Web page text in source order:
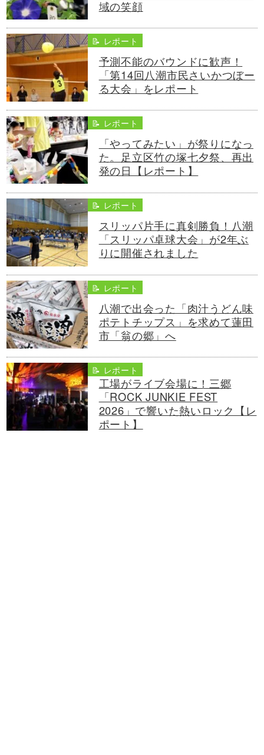
域の笑顔
📝 レポート
予測不能のバウンドに歓声！
「第14回八潮市民さいかつぼー
る大会」をレポート
📝 レポート
「やってみたい」が祭りになっ
た。足立区竹の塚七夕祭、再出
発の日【レポート】
📝 レポート
スリッパ片手に真剣勝負！八潮
「スリッパ卓球大会」が2年ぶ
りに開催されました
📝 レポート
八潮で出会った「肉汁うどん味
ポテトチップス」を求めて蓮田
市「翁の郷」へ
📝 レポート
工場がライブ会場に！三郷
「ROCK JUNKIE FEST
2026」で響いた熱いロック【レ
ポート】